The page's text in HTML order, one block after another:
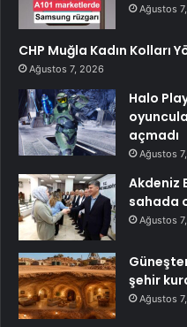
Ağustos
CHP Muğla Kadın Kolları
Ağustos 7, 2026
Halo
açmadı
Ağustos
Akdeniz
sahada
Ağustos
şehir
Ağustos